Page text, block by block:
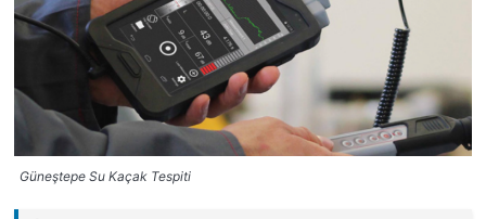
Güneştepe Su Kaçak Tespiti